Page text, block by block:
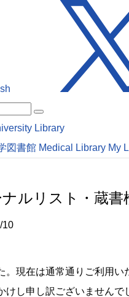
Library
図書館 Medical Library My
ナルリスト・蔵
10
現在は通常通りご利用い
し申し訳ございませんで